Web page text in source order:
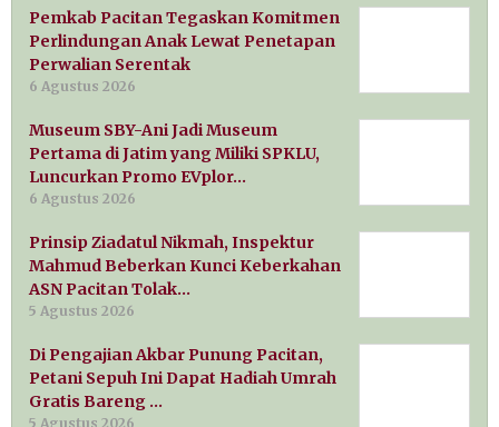
Pemkab Pacitan Tegaskan Komitmen
Perlindungan Anak Lewat Penetapan
Perwalian Serentak
6 Agustus 2026
Museum SBY-Ani Jadi Museum
Pertama di Jatim yang Miliki SPKLU,
Luncurkan Promo EVplor…
6 Agustus 2026
Prinsip Ziadatul Nikmah, Inspektur
Mahmud Beberkan Kunci Keberkahan
ASN Pacitan Tolak…
5 Agustus 2026
Di Pengajian Akbar Punung Pacitan,
Petani Sepuh Ini Dapat Hadiah Umrah
Gratis Bareng …
5 Agustus 2026